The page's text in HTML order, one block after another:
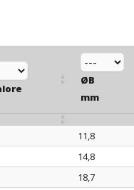
ØB
mm
ØB
mm
11,8
14,8
18,7